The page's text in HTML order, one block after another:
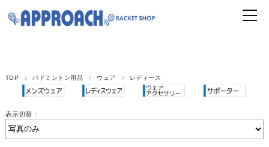
TOP バドミントン用品 ウェア レディース
表示切替：